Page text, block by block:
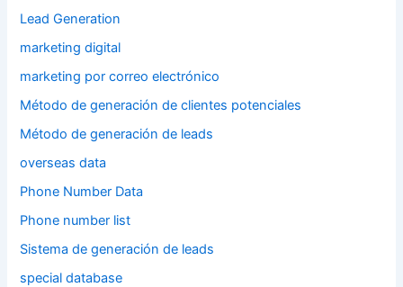
Lead Generation
marketing digital
marketing por correo electrónico
Método de generación de clientes potenciales
Método de generación de leads
overseas data
Phone Number Data
Phone number list
Sistema de generación de leads
special database